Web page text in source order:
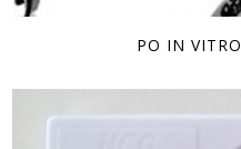
PO IN VITRO